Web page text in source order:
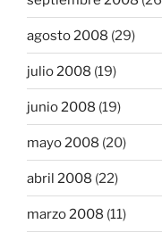
agosto 2008 (29)
julio 2008 (19)
junio 2008 (19)
mayo 2008 (20)
abril 2008 (22)
marzo 2008 (11)